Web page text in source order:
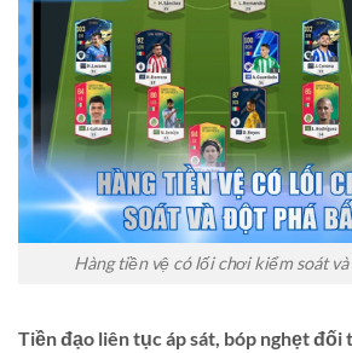
Hàng tiền vệ có lối chơi kiểm soát
Tiền đạo liên tục áp sát, bóp nghẹt đối